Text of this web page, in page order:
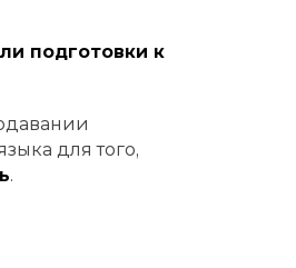
подготовки к
для того,
.